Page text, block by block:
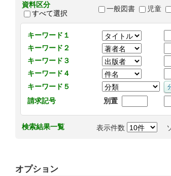
資料区分
すべて選択
一般図書 児童
キーワード１
キーワード２
キーワード３
キーワード４
キーワード５
請求記号
別置
検索結果一覧 表示件数
オプション